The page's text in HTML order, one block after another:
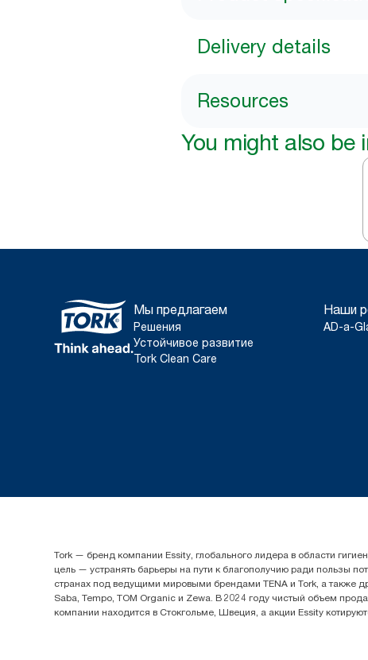
Delivery details
Resources
You might also be
Мы предлагаем
Решения
Устойчивое развитие
Tork Clean Care
Наши
AD-a-
Tork — бренд компании Essity, глобального лидера в области
цель — устранять барьеры на пути к благополучию ради пользы
странах под ведущими мировыми брендами TENA и Tork, а также
Saba, Tempo, TOM Organic и Zewa. В 2024 году чистый объем
компании находится в Стокгольме, Швеция, а акции Essity